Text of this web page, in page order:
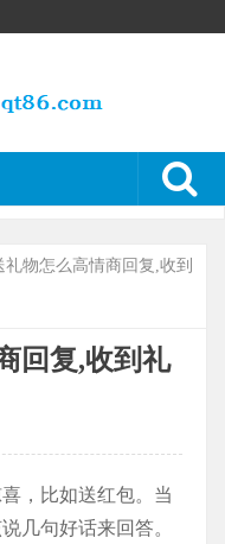
礼物怎么高情商回复,收到
回复,收到礼
，比如送红包。当
几句好话来回答。